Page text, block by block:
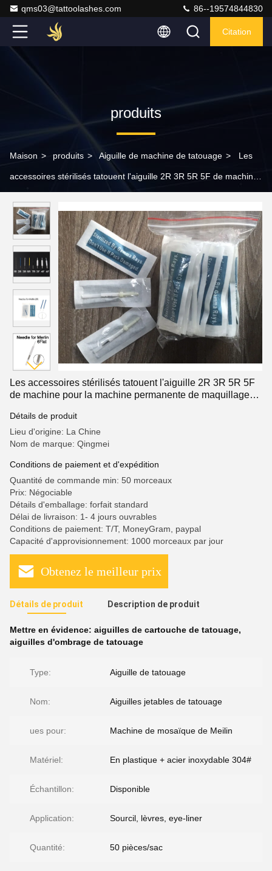
qms03@tattoolashes.com 86--19574844830
Citation
produits
Maison > produits > Aiguille de machine de tatouage > Les
accessoires stérilisés tatouent l'aiguille 2R 3R 5R 5F de machine
Meilin
Les accessoires stérilisés tatouent l'aiguille 2R 3R 5R 5F
de machine pour la machine permanente de maquillage
Détails de produit
Lieu d'origine: La Chine
Nom de marque: Qingmei
Conditions de paiement et d'expédition
Quantité de commande min: 50 morceaux
Prix: Négociable
Détails d'emballage: forfait standard
Délai de livraison: 1- 4 jours ouvrables
Conditions de paiement: T/T, MoneyGram, paypal
Capacité d'approvisionnement: 1000 morceaux par jour
Obtenez le meilleur prix
Détails de produit Description de produit
Mettre en évidence: aiguilles de cartouche de tatouage,
aiguilles d'ombrage de tatouage
Type: Aiguille de tatouage
Nom: Aiguilles jetables de tatouage
ues pour: Machine de mosaïque de Meilin
Matériel: En plastique + acier inoxydable 304#
Échantillon: Disponible
Application: Sourcil, lèvres, eye-liner
Quantité: 50 pièces/sac